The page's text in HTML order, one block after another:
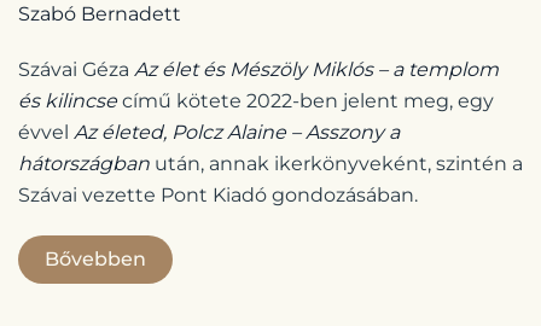
Szabó Bernadett
Szávai Géza Az élet és Mészöly Miklós – a templom
és kilincsecímű kötete 2022-ben jelent meg, egy
évvel Az életed, Polcz Alaine – Asszony a
hátországban után, annak ikerkönyveként, szintén a
Szávai vezette Pont Kiadó gondozásában.
Bővebben